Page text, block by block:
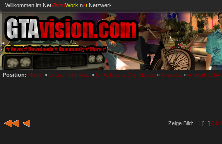
.: Willkommen im NetVisionWork .netNetzwerk :.
Position: Home » Grand Theft Auto » GTA: Liberty City Stories »Artworks »Artwork GTA
Zeige Bild: 1 [...] 7 8